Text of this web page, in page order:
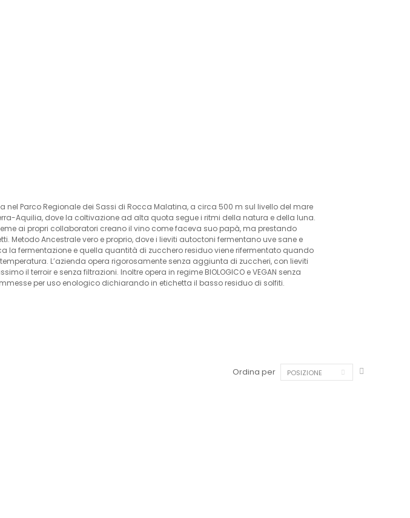
nel Parco Regionale dei Sassi di Rocca Malatina, a circa 500 m sul livello del mare
Aquilia, dove la coltivazione ad alta quota segue i ritmi della natura e della luna.
ai propri collaboratori creano il vino come faceva suo papà, ma prestando
Metodo Ancestrale vero e proprio, dove i lieviti autoctoni fermentano uve sane e
la fermentazione e quella quantità di zucchero residuo viene rifermentato quando
L’azienda opera rigorosamente senza aggiunta di zuccheri, con lieviti
il terroir e senza filtrazioni. Inoltre opera in regime BIOLOGICO e VEGAN senza
per uso enologico dichiarando in etichetta il basso residuo di solfiti.
Ordina per POSIZIONE